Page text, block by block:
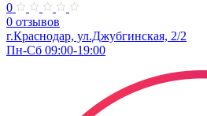
0
0 отзывов
г.Краснодар, ул.Джубгинская, 2/2
Пн-Сб 09:00-19:00